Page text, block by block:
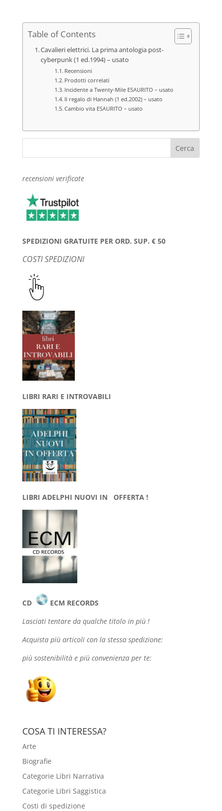
Table of Contents
Cavalieri elettrici. La prima antologia post-
cyberpunk (1 ed.1994) – usato
Recensioni
Prodotti correlati
Incidente a Twenty-Mile ESAURITO – usato
Il regalo di Hannah (1 ed.2002) – usato
Cambio vita ESAURITO – usato
recensioni verificate
SPEDIZIONI GRATUITE PER ORD. SUP. € 50
COSTI SPEDIZIONI
LIBRI RARI E INTROVABILI
LIBRI ADELPHI NUOVI IN OFFERTA !
CD
ECM RECORDS
Lasciati tentare da qualche titolo in più !
Acquista più articoli con la stessa spedizione:
più sostenibilità e più convenienza per te:
COSA TI INTERESSA?
Arte
Biografie
Categorie Libri Narrativa
Categorie Libri Saggistica
Costi di spedizione